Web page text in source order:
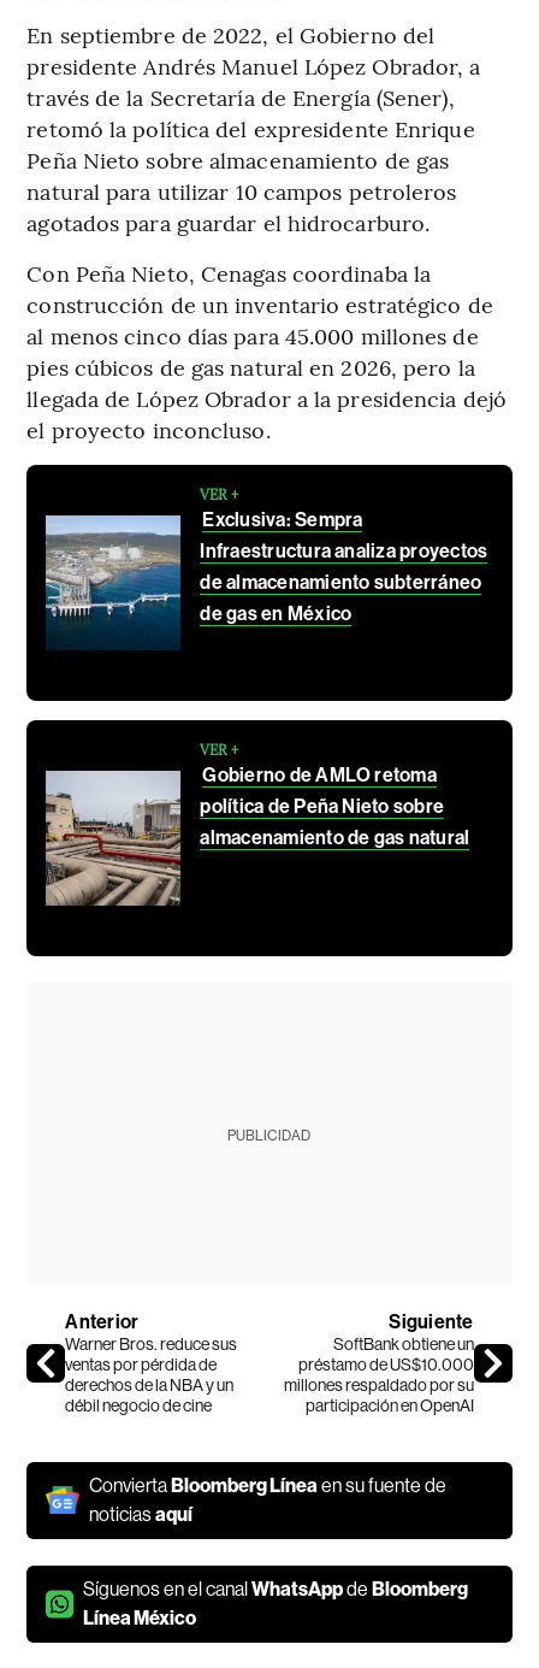
En septiembre de 2022, el Gobierno del
presidente Andrés Manuel López Obrador, a
través de la Secretaría de Energía (Sener),
retomó la política del expresidente Enrique
Peña Nieto sobre almacenamiento de gas
natural para utilizar 10 campos petroleros
agotados para guardar el hidrocarburo.
Con Peña Nieto, Cenagas coordinaba la
construcción de un inventario estratégico de
al menos cinco días para 45.000 millones de
pies cúbicos de gas natural en 2026, pero la
llegada de López Obrador a la presidencia dejó
el proyecto inconcluso.
VER +
Exclusiva: Sempra
Infraestructura analiza proyectos
de almacenamiento subterráneo
de gas en México
VER +
Gobierno de AMLO retoma
política de Peña Nieto sobre
almacenamiento de gas natural
PUBLICIDAD
Anterior
Warner Bros. reduce sus
ventas por pérdida de
derechos de la NBA y un
débil negocio de cine
Siguiente
SoftBank obtiene un
préstamo de US$10.000
millones respaldado por su
participación en OpenAI
ConviertaBloomberg Línea en su fuente de
noticiasaquí
Síguenos en el canalWhatsAppdeBloomberg
Línea México